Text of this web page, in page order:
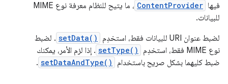
فيها ContentProvider
، ما يتيح للنظام معرفة نوع MIME
للبيانات.
لضبط عنوان URI للبيانات فقط، استخدِم
setData() . لضبط
نوع MIME فقط، استخدِم
setType() . إذا لزم الأمر، يمكنك
ضبط كليهما بشكل صريح باستخدام
setDataAndType()
.